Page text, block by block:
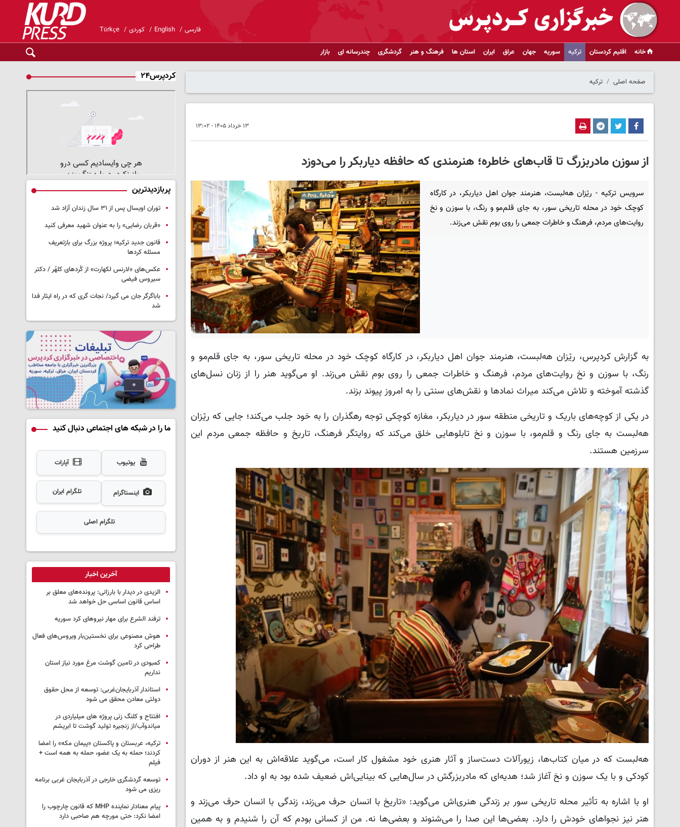
فارسی English کوردی Türkçe
خانه اقلیم کردستان ترکیه سوریه جهان عراق ایران استان ها فرهنگ و هنر گردشگری چندرسانه ای بازار
صفحه اصلی ترکیه
۱۳ خرداد ۱۴۰۵ - ۱۳:۰۲
از سوزن مادربزرگ تا قاب‌های خاطره؛ هنرمندی که حافظه دیاربکر را می‌دوزد
سرویس ترکیه - رێزان هه‌لبست، هنرمند جوان اهل دیاربکر، در کارگاه
کوچک خود در محله تاریخی سور، به جای قلم‌مو و رنگ، با سوزن و نخ
روایت‌های مردم، فرهنگ و خاطرات جمعی را روی بوم نقش می‌زند.
به گزارش کردپرس، رێزان هه‌لبست، هنرمند جوان اهل دیاربکر، در کارگاه کوچک خود در محله تاریخی سور، به جای قلم‌مو و
رنگ، با سوزن و نخ روایت‌های مردم، فرهنگ و خاطرات جمعی را روی بوم نقش می‌زند. او می‌گوید هنر را از زنان نسل‌های
گذشته آموخته و تلاش می‌کند میراث نمادها و نقش‌های سنتی را به امروز پیوند بزند.
در یکی از کوچه‌های باریک و تاریخی منطقه سور در دیاربکر، مغازه کوچکی توجه رهگذران را به خود جلب می‌کند؛ جایی که رێزان
هه‌لبست به جای رنگ و قلم‌مو، با سوزن و نخ تابلوهایی خلق می‌کند که روایتگر فرهنگ، تاریخ و حافظه جمعی مردم این
سرزمین هستند.
هه‌لبست که در میان کتاب‌ها، زیورآلات دست‌ساز و آثار هنری خود مشغول کار است، می‌گوید علاقه‌اش به این هنر از دوران
کودکی و با یک سوزن و نخ آغاز شد؛ هدیه‌ای که مادربزرگش در سال‌هایی که بینایی‌اش ضعیف شده بود به او داد.
او با اشاره به تأثیر محله تاریخی سور بر زندگی هنری‌اش می‌گوید: «تاریخ با انسان حرف می‌زند، زندگی با انسان حرف می‌زند و
هنر نیز نجواهای خودش را دارد. بعضی‌ها این صدا را می‌شنوند و بعضی‌ها نه. من از کسانی بودم که آن را شنیدم و به همین
کردپرس۲۴
پربازدیدترین
توران اویسال پس از ۳۱ سال زندان آزاد شد
«قربان رضایی» را به عنوان شهید معرفی کنید
قانون جدید ترکیه؛ پروژه بزرگ‌ برای بازتعریف
مسئله کردها
عکس‌های «لارنس لکهارت» از کُردهای کلهُر / دکتر
سیروس فیضی
باباگرگر جان می گیرد/ نجات گری که در راه ایثار فدا
شد
ما را در شبکه های اجتماعی دنبال کنید
یوتیوب آپارات
اینستاگرام تلگرام ایران
تلگرام اصلی
آخرین اخبار
الزیدی در دیدار با بارزانی: پرونده‌های معلق بر
اساس قانون اساسی حل خواهد شد
ترفند الشرع برای مهار نیروهای کرد سوریه
هوش مصنوعی برای نخستین‌بار ویروس‌های فعال
طراحی کرد
کمبودی در تامین گوشت مرغ مورد نیاز استان
نداریم
استاندار آذربایجان‌غربی: توسعه از محل حقوق
دولتی معادن محقق می شود
افتتاح و کلنگ زنی پروژه های میلیاردی در
میاندوآب/از زنجیره تولید گوشت تا ابریشم
ترکیه، عربستان و پاکستان «پیمان مکه» را امضا
کردند؛ حمله به یک عضو، حمله به همه است +
فیلم
توسعه گردشگری خارجی در آذربایجان غربی برنامه
ریزی می شود
پیام معنادار نماینده MHP که قانون چارچوب را
امضا نکرد: حتی مورچه هم صاحبی دارد